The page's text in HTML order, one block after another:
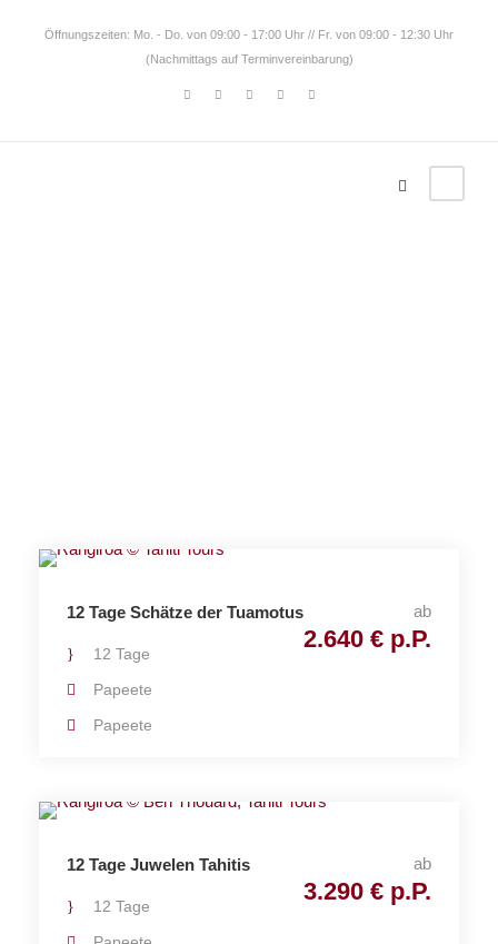
Öffnungszeiten: Mo. - Do. von 09:00 - 17:00 Uhr // Fr. von 09:00 - 12:30 Uhr
(Nachmittags auf Terminvereinbarung)
12 Tage Schätze der Tuamotus ab
2.640 € p.P.
12 Tage
Papeete
Papeete
12 Tage Juwelen Tahitis ab
3.290 € p.P.
12 Tage